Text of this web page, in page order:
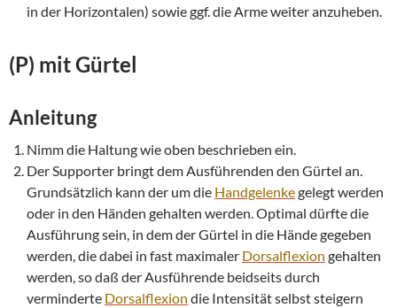
in der Horizontalen) sowie ggf. die Arme weiter anzuheben.
(P) mit Gürtel
Anleitung
Nimm die Haltung wie oben beschrieben ein.
Der Supporter bringt dem Ausführenden den Gürtel an.
Grundsätzlich kann der um die Handgelenkegelegt werden
oder in den Händen gehalten werden. Optimal dürfte die
Ausführung sein, in dem der Gürtel in die Hände gegeben
werden, die dabei in fast maximaler Dorsalflexion gehalten
werden, so daß der Ausführende beidseits durch
verminderte Dorsalflexion die Intensität selbst steigern